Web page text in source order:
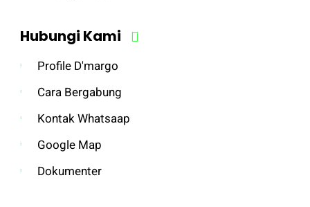
Hubungi Kami
Profile D'margo
Cara Bergabung
Kontak Whatsaap
Google Map
Dokumenter